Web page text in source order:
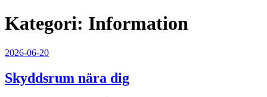
Kategori: Information
Publicerat
2026-06-20
Skyddsrum nära dig